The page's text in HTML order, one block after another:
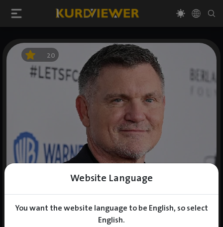
Website Language
You want the website language to be English, so select
English.
20